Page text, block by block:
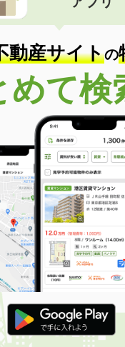
所
岡山県岡山市北区一宮
面積 23.18m²
取り
1K
町鴨方
格
3.90万円
岡山県浅口市鴨方町
28.02m²
り
1K
今８丁目
格
4.80万円
所
岡山県岡山市北区今
有面積 23.18m²
取り
1K
庭瀬
格
5.30万円
所
岡山県岡山市北区庭瀬
動産サイトの
めて検